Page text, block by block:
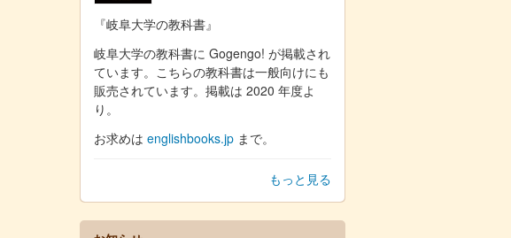
『岐阜大学の教科書』
岐阜大学の教科書に Gogengo! が掲載され
ています。こちらの教科書は一般向けにも
販売されています。掲載は 2020 年度よ
り。
お求めは englishbooks.jp まで。
もっと見る